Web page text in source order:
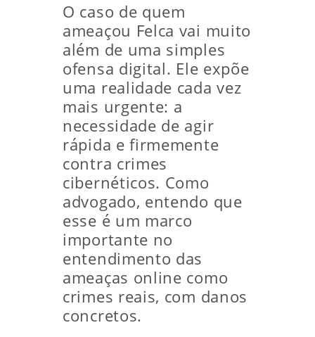
O caso de quem
ameaçou Felca vai muito
além de uma simples
ofensa digital. Ele expõe
uma realidade cada vez
mais urgente: a
necessidade de agir
rápida e firmemente
contra crimes
cibernéticos. Como
advogado, entendo que
esse é um marco
importante no
entendimento das
ameaças online como
crimes reais, com danos
concretos.